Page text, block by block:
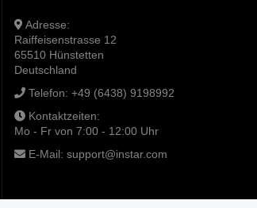
Adresse:
Raiffeisenstrasse 12
65510 Hünstetten
Deutschland
Telefon: +49 (6438) 9198992
Kontaktzeiten:
Mo - Fr von 7:00 - 12:00 Uhr
E-Mail: support@instar.com